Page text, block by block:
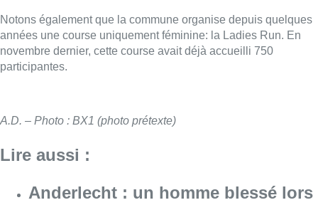
Notons également que la commune organise depuis quelques
années une course uniquement féminine: la Ladies Run. En
novembre dernier, cette course avait déjà accueilli 750
participantes.
A.D. – Photo : BX1 (photo prétexte)
Lire aussi :
Anderlecht : un homme blessé lors